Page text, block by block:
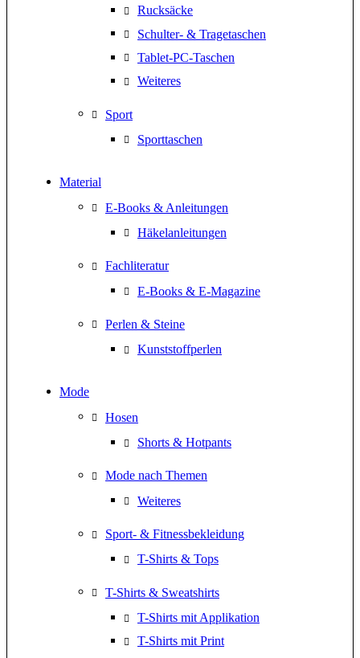
Rucksäcke
Schulter- & Tragetaschen
Tablet-PC-Taschen
Weiteres
Sport
Sporttaschen
Material
E-Books & Anleitungen
Häkelanleitungen
Fachliteratur
E-Books & E-Magazine
Perlen & Steine
Kunststoffperlen
Mode
Hosen
Shorts & Hotpants
Mode nach Themen
Weiteres
Sport- & Fitnessbekleidung
T-Shirts & Tops
T-Shirts & Sweatshirts
T-Shirts mit Applikation
T-Shirts mit Print